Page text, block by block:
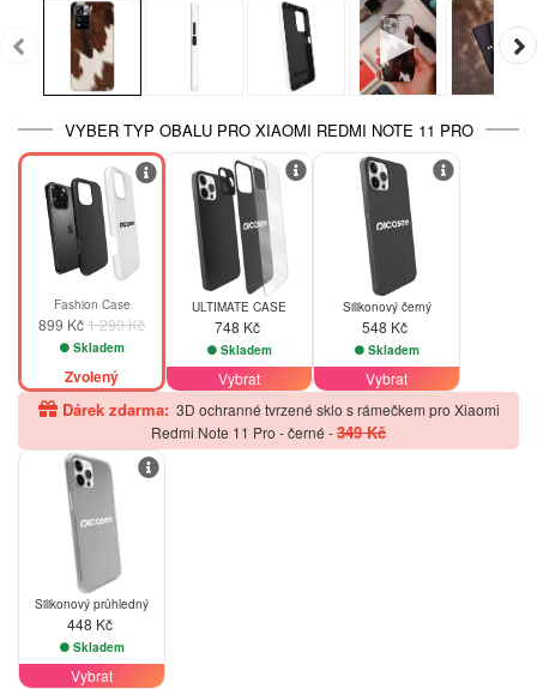
VYBER TYP OBALU PRO XIAOMI REDMI NOTE 11 PRO
-30%
Fashion Case
899 Kč1 290 Kč
Skladem
Zvolený
ULTIMATE CASE
748 Kč
Skladem
Vybrat
Silikonový černý
548 Kč
Skladem
Vybrat
Dárek zdarma: 3D ochranné tvrzené sklo s rámečkem pro Xiaomi
Redmi Note 11 Pro - černé -349 Kč
Silikonový průhledný
448 Kč
Skladem
Vybrat